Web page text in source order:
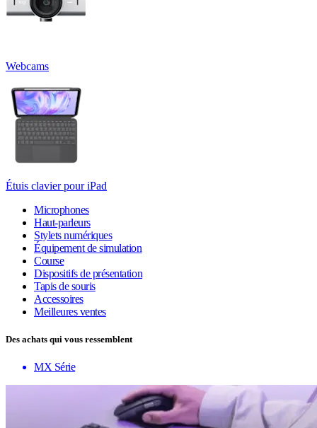
Webcams
Étuis clavier pour iPad
Microphones
Haut-parleurs
Stylets numériques
Équipement de simulation
Course
Dispositifs de présentation
Tapis de souris
Accessoires
Meilleures ventes
Des achats qui vous ressemblent
MX Série